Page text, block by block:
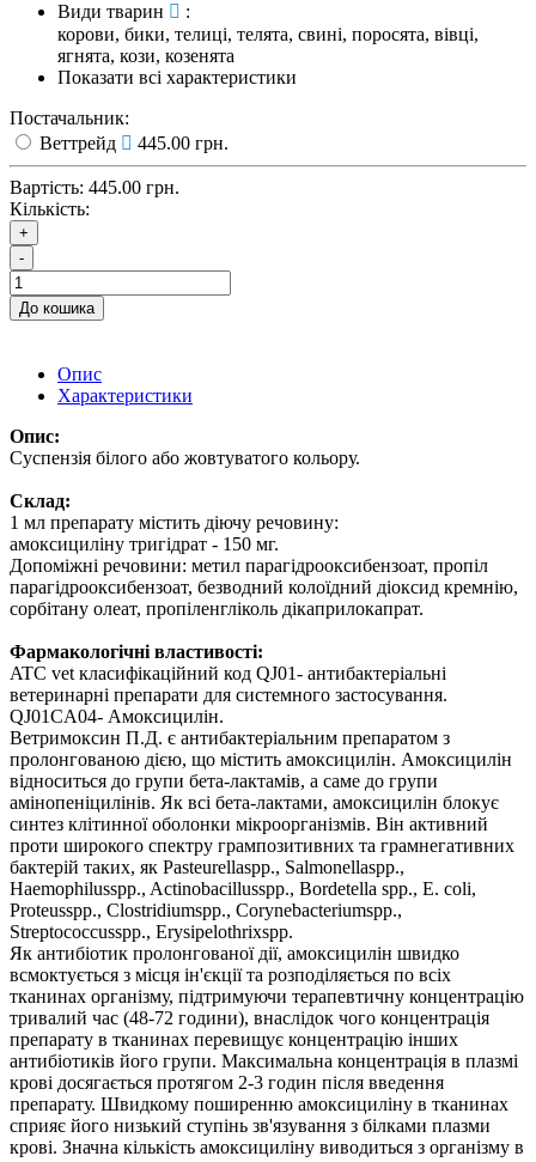
Види тварин
:
корови, бики, телиці, телята, свині, поросята, вівці,
ягнята, кози, козенята
Показати всі характеристики
Постачальник:
Веттрейд
445.00 грн.
Вартість: 445.00 грн.
Кількість:
+
-
До кошика
Опис
Характеристики
Опис:
Суспензія білого або жовтуватого кольору.
Склад:
1 мл препарату містить діючу речовину:
амоксициліну тригідрат - 150 мг.
Допоміжні речовини: метил парагідрооксибензоат, пропіл
парагідрооксибензоат, безводний колоїдний діоксид кремнію,
сорбітану олеат, пропіленгліколь дікаприлокапрат.
Фармакологічні властивості:
ATC vet класифікаційний код QJ01- антибактеріальні
ветеринарні препарати для системного застосування.
QJ01CA04- Амоксицилін.
Ветримоксин П.Д. є антибактеріальним препаратом з
пролонгованою дією, що містить амоксицилін. Амоксицилін
відноситься до групи бета-лактамів, а саме до групи
амінопеніцилінів. Як всі бета-лактами, амоксицилін блокує
синтез клітинної оболонки мікроорганізмів. Він активний
проти широкого спектру грампозитивних та грамнегативних
бактерій таких, як Pasteurellaspp., Salmonellaspp.,
Haemophilusspp., Actinobacillusspp., Bordetella spp., E. coli,
Proteusspp., Clostridiumspp., Corynebacteriumspp.,
Streptococcusspp., Erysipelothrixspp.
Як антибіотик пролонгованої дії, амоксицилін швидко
всмоктується з місця ін'єкції та розподіляється по всіх
тканинах організму, підтримуючи терапевтичну концентрацію
тривалий час (48-72 години), внаслідок чого концентрація
препарату в тканинах перевищує концентрацію інших
антибіотиків його групи. Максимальна концентрація в плазмі
крові досягається протягом 2-3 годин після введення
препарату. Швидкому поширенню амоксициліну в тканинах
сприяє його низький ступінь зв'язування з білками плазми
крові. Значна кількість амоксициліну виводиться з організму в